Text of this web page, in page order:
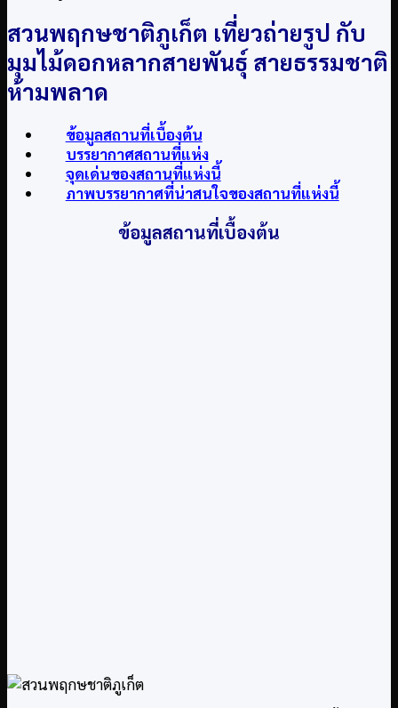
สวนพฤกษชาติภูเก็ต เที่ยวถ่ายรูป กับ
มุมไม้ดอกหลากสายพันธุ์ สายธรรมชาติ
ห้ามพลาด
ข้อมูลสถานที่เบื้องต้น
บรรยากาศสถานที่แห่ง
จุดเด่นของสถานที่แห่งนี้
ภาพบรรยากาศที่น่าสนใจของสถานที่แห่งนี้
ข้อมูลสถานที่เบื้องต้น